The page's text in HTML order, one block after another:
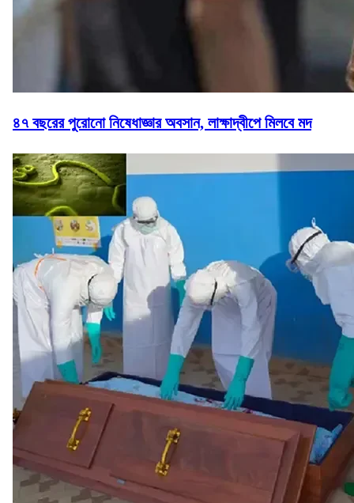
৪৭ বছরের পুরোনো নিষেধাজ্ঞার অবসান, লাক্ষাদ্বীপে মিলবে মদ